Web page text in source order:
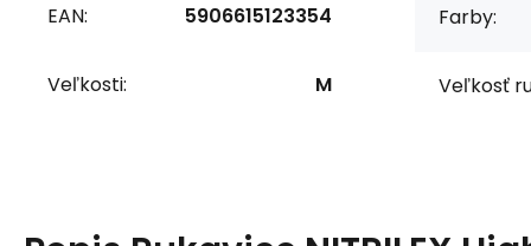
EAN: 5906615123354
Veľkosti: M
Farby:
Veľkosť